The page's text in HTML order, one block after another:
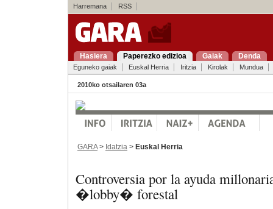
Harremana RSS
Hasiera Paperezko edizioa Gaiak Denda
Eguneko gaiak Euskal Herria Iritzia Kirolak Mundua
2010ko otsailaren 03a
GARA> Idatzia > Euskal Herria
Controversia por la ayuda
�lobby� forestal